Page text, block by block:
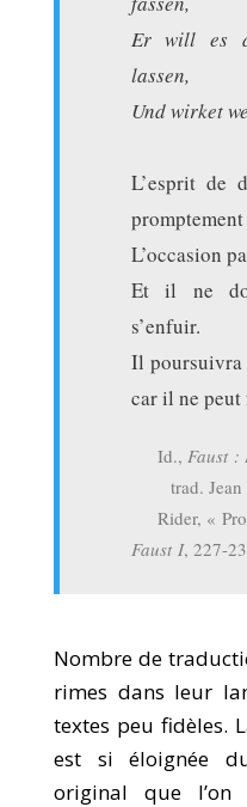
Er will es
lassen,
Und wirket
L’esprit de
promptement
L’occasion
Et il ne
s’enfuir.
Il poursuivra
car il ne peut
Id.,Faust :
trad.
Rider, «
Faust I, 227-
Nombre de
rimes dans leur
textes peu fidèles.
est si éloignée
original que